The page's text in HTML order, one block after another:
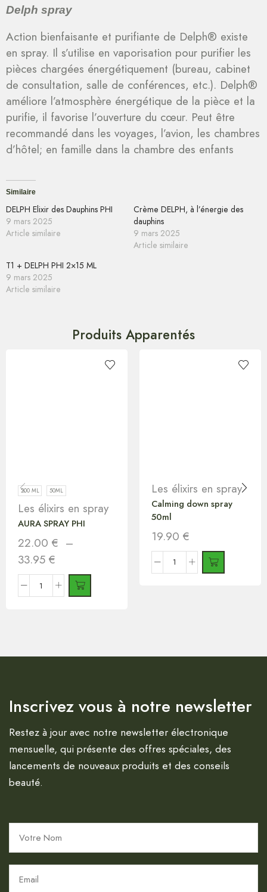
Delph spray
Action bienfaisante et purifiante de Delph® existe
en spray. Il s’utilise en vaporisation pour purifier les
pièces chargées énergétiquement (bureau, cabinet
de consultation, salle de conférences, etc.). Delph®
améliore l’atmosphère énergétique de la pièce et la
purifie, il favorise l’ouverture du cœur. Peut être
recommandé dans les voyages, l’avion, les chambres
d’hôtel; en famille dans la chambre des enfants
Similaire
DELPH Elixir des Dauphins PHI
9 mars 2025
Article similaire
Crème DELPH, à l’énergie des
dauphins
9 mars 2025
Article similaire
T1 + DELPH PHI 2×15 ML
9 mars 2025
Article similaire
Produits Apparentés
200 ML 50ML
Les élixirs en spray
AURA SPRAY PHI
22.00 € –
33.95 €
Les élixirs en spray
Calming down spray
50ml
19.90 €
Inscrivez vous à notre newsletter
Restez à jour avec notre newsletter électronique
mensuelle, qui présente des offres spéciales, des
lancements de nouveaux produits et des conseils
beauté.